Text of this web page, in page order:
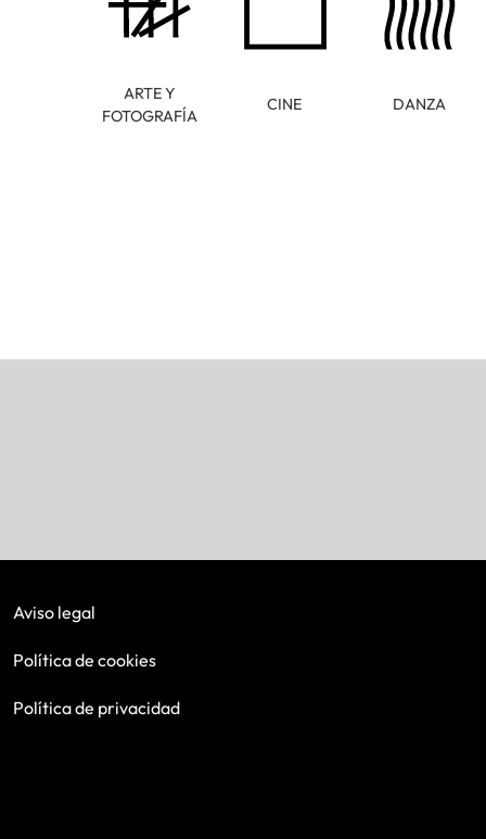
ARTE Y
FOTOGRAFÍA
CINE DANZA
Aviso legal
Política de cookies
Política de privacidad